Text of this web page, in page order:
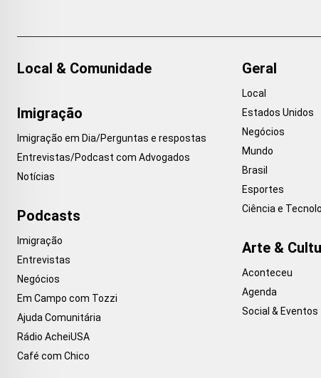
Local & Comunidade
Imigração
Imigração em Dia/Perguntas e respostas
Entrevistas/Podcast com Advogados
Notícias
Podcasts
Imigração
Entrevistas
Negócios
Em Campo com Tozzi
Ajuda Comunitária
Rádio AcheiUSA
Café com Chico
Geral
Local
Estados Unidos
Negócios
Mundo
Brasil
Esportes
Ciência e
Arte &
Aconteceu
Agenda
Social & Eventos